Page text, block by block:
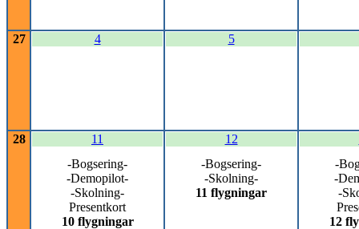
27 4 5
28
11
-Bogsering-
-Demopilot-
-Skolning-
Presentkort
10 flygningar
12
-Bogsering-
-Skolning-
11 flygningar
-
-
-
12